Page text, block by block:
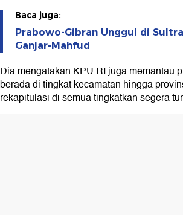
Baca juga:
Prabowo-Gibran Unggul di
Ganjar-Mahfud
Dia mengatakan KPU RI juga memantau
berada di tingkat kecamatan hingga
rekapitulasi di semua tingkatkan segera